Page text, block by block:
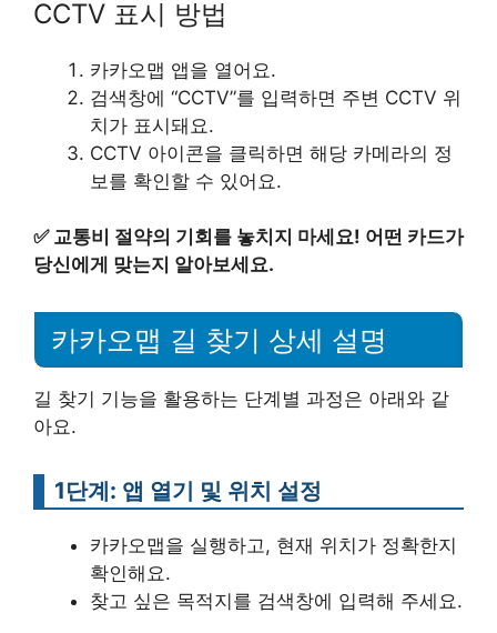
CCTV 표시 방법
카카오맵 앱을 열어요.
검색창에 “CCTV”를 입력하면 주변 CCTV 위
치가 표시돼요.
CCTV 아이콘을 클릭하면 해당 카메라의 정
보를 확인할 수 있어요.
✅ 교통비 절약의 기회를 놓치지 마세요! 어떤 카드가
당신에게 맞는지 알아보세요.
카카오맵 길 찾기 상세 설명
길 찾기 기능을 활용하는 단계별 과정은 아래와 같
아요.
1단계: 앱 열기 및 위치 설정
카카오맵을 실행하고, 현재 위치가 정확한지
확인해요.
찾고 싶은 목적지를 검색창에 입력해 주세요.